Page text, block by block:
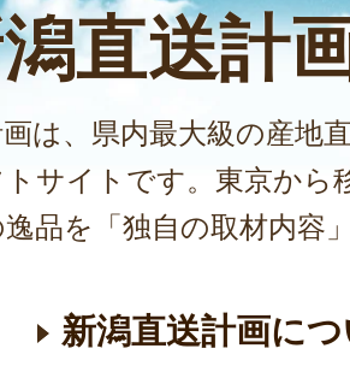
直送計
は、県内最大級の産地
サイトです。東京から
品を「独自の取材内容
新潟直送計画に